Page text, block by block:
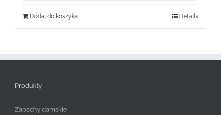
Dodaj do koszyka Details
Produkty
Zapachy damskie